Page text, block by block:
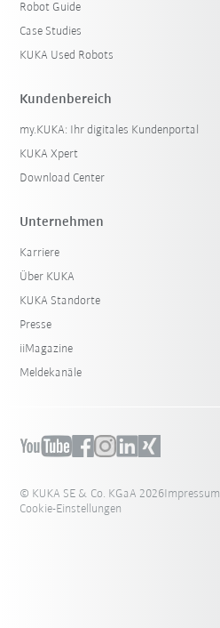
Robot Guide
Case Studies
KUKA Used Robots
Kundenbereich
my.KUKA: Ihr digitales Kundenportal
KUKA Xpert
Download Center
Unternehmen
Karriere
Über KUKA
KUKA Standorte
Presse
iiMagazine
Meldekanäle
© KUKA SE & Co. KGaA 2026Impressum
Cookie-Einstellungen